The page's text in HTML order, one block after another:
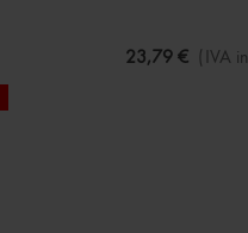
23,79 € (IVA